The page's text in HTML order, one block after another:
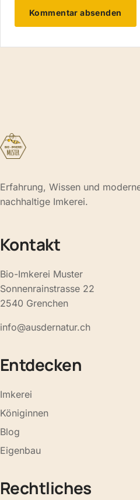
Erfahrung, Wissen und
nachhaltige Imkerei.
Kontakt
Bio-Imkerei Muster
Sonnenrainstrasse 22
2540 Grenchen
info@ausdernatur.ch
Entdecken
Imkerei
Königinnen
Blog
Eigenbau
Rechtliches